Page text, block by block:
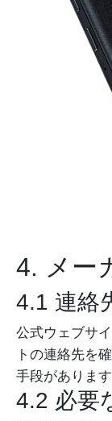
4. メー
4.1 連絡
公式ウェブサ
トの連絡先を
手段があります
4.2 必要